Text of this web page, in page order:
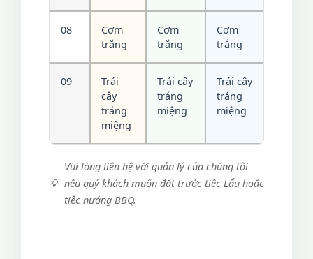
08
Cơm
trắng
Cơm
trắng
Cơm
trắng
09
Trái
cây
tráng
miệng
Trái cây
tráng
miệng
Trái cây
tráng
miệng
Vui lòng liên hệ với quản lý của chúng tôi
nếu quý khách muốn đặt trước tiệc Lẩu hoặc
tiệc nướng BBQ.